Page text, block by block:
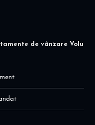
de vânzare
! IDEAL INVESTITIE!
lift la un cost
cu suprafata